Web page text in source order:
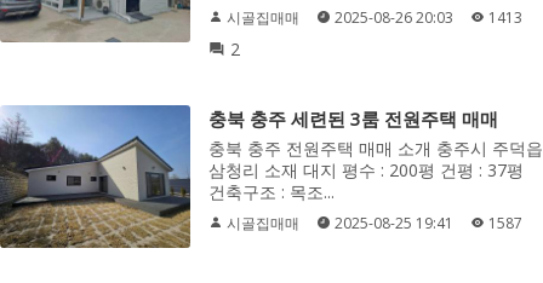
시골집매매 2025-08-26 20:03 1413
2
충북 충주 세련된 3룸 전원주택 매매
충북 충주 전원주택 매매 소개 충주시 주덕읍
삼청리 소재 대지 평수 : 200평 건평 : 37평
건축구조 : 목조...
시골집매매 2025-08-25 19:41 1587